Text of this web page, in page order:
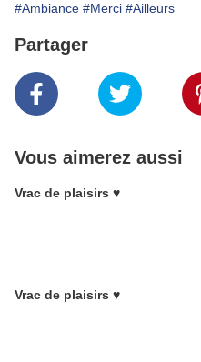
#Ambiance #Merci #Ailleurs
Partager
Vous aimerez aussi
Vrac de plaisirs ♥
Vrac de plaisirs ♥